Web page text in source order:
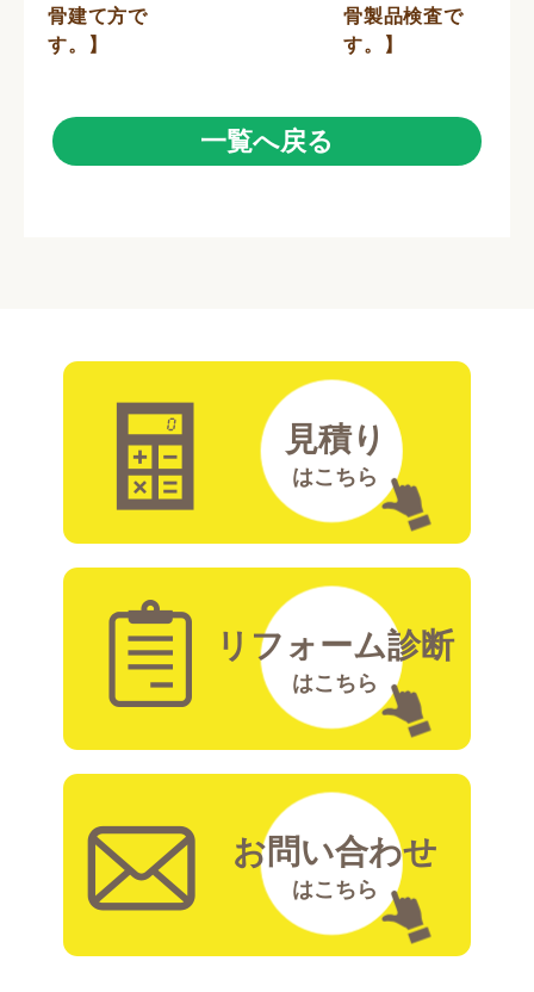
骨建て方で
す。】
骨製品検査で
す。】
一覧へ戻る
見積り
はこちら
リフォーム診断
はこちら
お問い合わせ
はこちら